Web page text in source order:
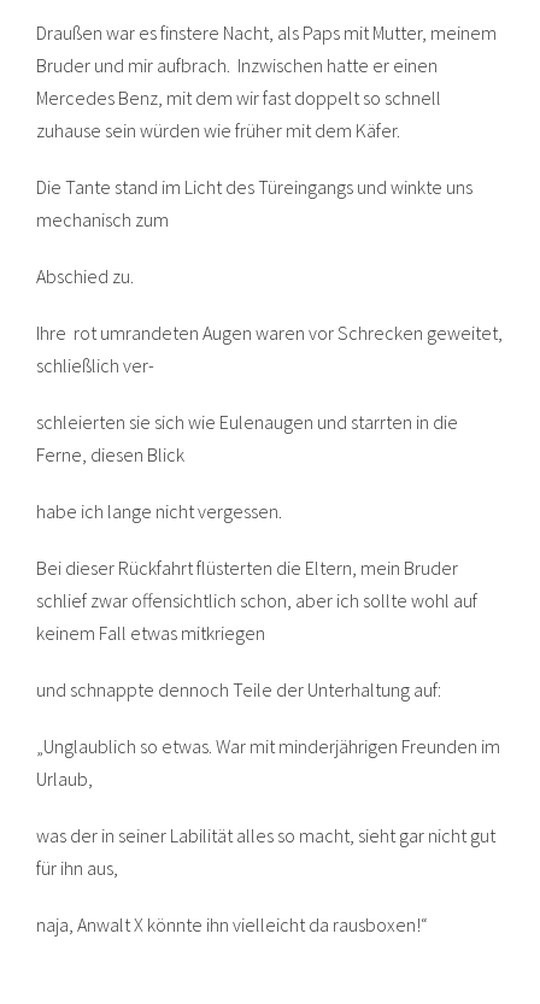
Draußen war es finstere Nacht, als Paps mit Mutter, meinem
Bruder und mir aufbrach. Inzwischen hatte er einen
Mercedes Benz, mit dem wir fast doppelt so schnell
zuhause sein würden wie früher mit dem Käfer.
Die Tante stand im Licht des Türeingangs und winkte uns
mechanisch zum
Abschied zu.
Ihre rot umrandeten Augen waren vor Schrecken geweitet,
schließlich ver-
schleierten sie sich wie Eulenaugen und starrten in die
Ferne, diesen Blick
habe ich lange nicht vergessen.
Bei dieser Rückfahrt flüsterten die Eltern, mein Bruder
schlief zwar offensichtlich schon, aber ich sollte wohl auf
keinem Fall etwas mitkriegen
und schnappte dennoch Teile der Unterhaltung auf:
„Unglaublich so etwas. War mit minderjährigen Freunden im
Urlaub,
was der in seiner Labilität alles so macht, sieht gar nicht gut
für ihn aus,
naja, Anwalt X könnte ihn vielleicht da rausboxen!“